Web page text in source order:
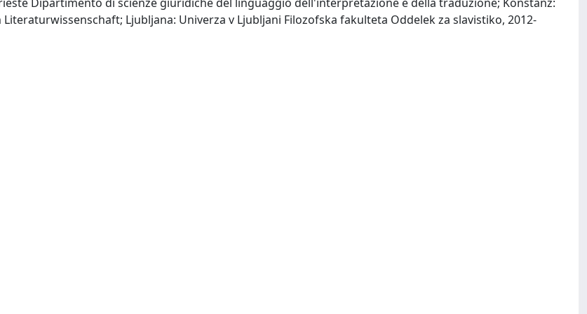
Ljubljana: Univerza v Ljubljani Filozofska fakulteta Oddelek za slavistiko, 2012-